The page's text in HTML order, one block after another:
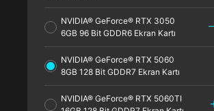
NVIDIA® GeForce® RTX 3050
6GB 96 Bit GDDR6 Ekran Kartı
NVIDIA® GeForce® RTX 5060
8GB 128 Bit GDDR7 Ekran Kartı
NVIDIA® GeForce® RTX 5060TI